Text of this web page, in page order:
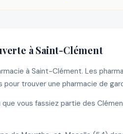
à Saint-Clément
à Saint-Clément. Les
trouver une pharmacie de
vous fassiez partie des